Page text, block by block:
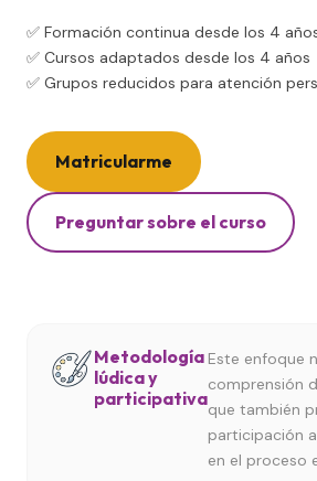
✅ Formación continua desde los 4
✅ Cursos adaptados desde los 4 años
✅ Grupos reducidos para atención
Matricularme
Preguntar sobre el curso
Metodología
lúdica y
participativa
Este enfoque
comprensión
que también
participación
en el proceso